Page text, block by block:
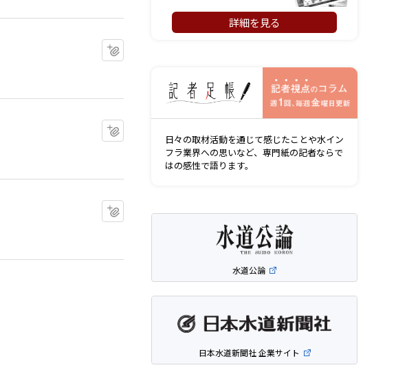
詳細を見る
日々の取材活動を通じて感じたことや水イン
フラ業界への思いなど、専門紙の記者ならで
はの感性で語ります。
水道公論
日本水道新聞社 企業サイト